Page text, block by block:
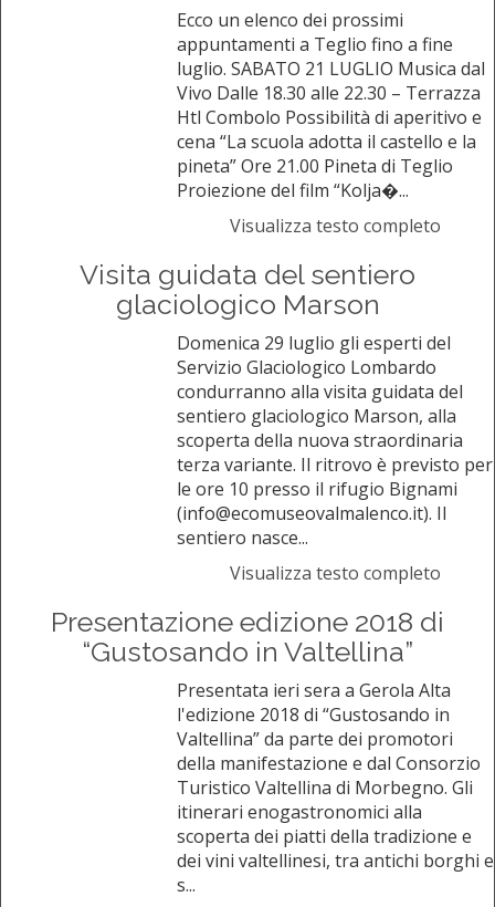
Ecco un elenco dei prossimi
appuntamenti a Teglio fino a fine
luglio. SABATO 21 LUGLIO Musica dal
Vivo Dalle 18.30 alle 22.30 – Terrazza
Htl Combolo Possibilità di aperitivo e
cena “La scuola adotta il castello e la
pineta” Ore 21.00 Pineta di Teglio
Proiezione del film “Kolja�...
Visualizza testo completo
Visita guidata del sentiero
glaciologico Marson
Domenica 29 luglio gli esperti del
Servizio Glaciologico Lombardo
condurranno alla visita guidata del
sentiero glaciologico Marson, alla
scoperta della nuova straordinaria
terza variante. Il ritrovo è previsto per
le ore 10 presso il rifugio Bignami
(info@ecomuseovalmalenco.it). Il
sentiero nasce...
Visualizza testo completo
Presentazione edizione 2018 di
“Gustosando in Valtellina”
Presentata ieri sera a Gerola Alta
l'edizione 2018 di “Gustosando in
Valtellina” da parte dei promotori
della manifestazione e dal Consorzio
Turistico Valtellina di Morbegno. Gli
itinerari enogastronomici alla
scoperta dei piatti della tradizione e
dei vini valtellinesi, tra antichi borghi e
s...